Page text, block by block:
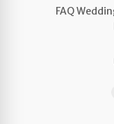
FAQ